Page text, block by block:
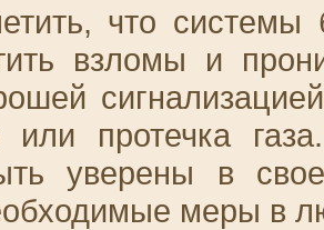
что системы
взломы и
или протечка
уверены в
меры в